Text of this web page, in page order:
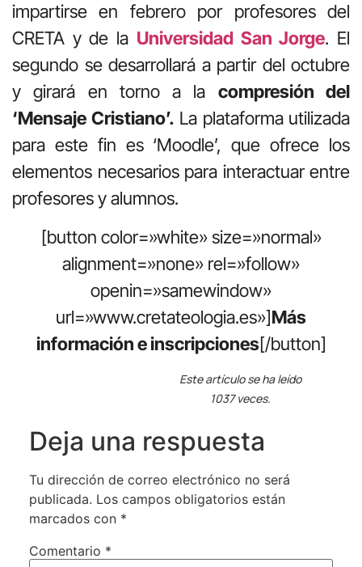
impartirse en febrero por profesores del
CRETA y de la Universidad San Jorge. El
segundo se desarrollará a partir del octubre
y girará en torno a la compresión del
‘Mensaje Cristiano’. La plataforma utilizada
para este fin es ‘Moodle’, que ofrece los
elementos necesarios para interactuar entre
profesores y alumnos.
[button color=»white» size=»normal»
alignment=»none» rel=»follow»
openin=»samewindow»
url=»www.cretateologia.es»]Más
información e inscripciones[/button]
Este artículo se ha leído
1037 veces.
Deja una respuesta
Tu dirección de correo electrónico no será
publicada. Los campos obligatorios están
marcados con *
Comentario *